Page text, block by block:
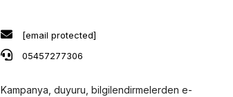
[email protected]
05457277306
Kampanya, duyuru, bilgilendirmelerden e-